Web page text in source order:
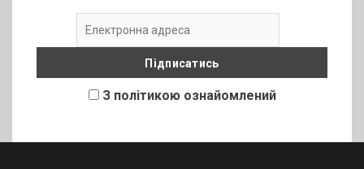
З політикою ознайомлений